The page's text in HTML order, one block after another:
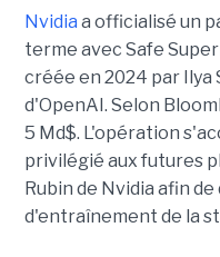
Nvidia a officialisé un
terme avec Safe
créée en 2024 par
d'OpenAI. Selon
5 Md$. L'opération
privilégié aux futures
Rubin de Nvidia afin
d'entraînement de la